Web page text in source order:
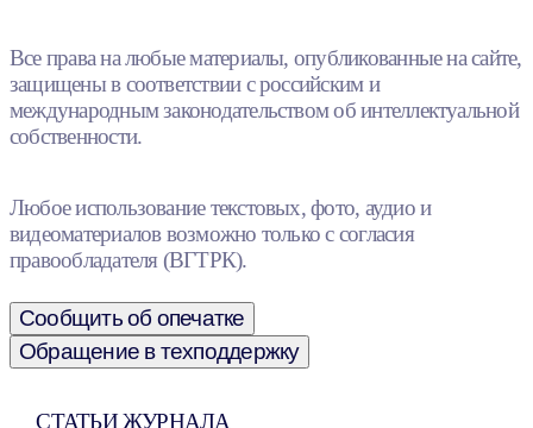
Все права на любые материалы, опубликованные на сайте,
защищены в соответствии с российским и
международным законодательством об интеллектуальной
собственности.
Любое использование текстовых, фото, аудио и
видеоматериалов возможно только с согласия
правообладателя (ВГТРК).
Сообщить об опечатке
Обращение в техподдержку
СТАТЬИ ЖУРНАЛА